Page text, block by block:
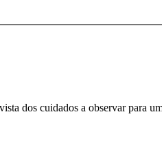
dos cuidados a observar para